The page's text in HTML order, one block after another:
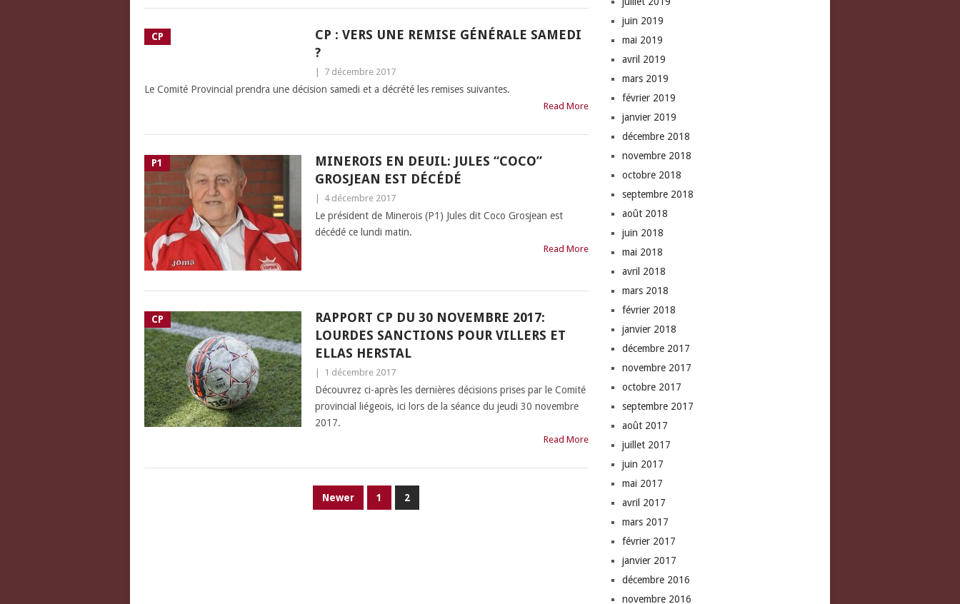
CP
CP : VERS UNE REMISE GÉNÉRALE SAMEDI
?
7 décembre 2017
Le Comité Provincial prendra une décision samedi et a décrété les remises suivantes.
Read More
P1
MINEROIS EN DEUIL: JULES “COCO”
GROSJEAN EST DÉCÉDÉ
4 décembre 2017
Le président de Minerois (P1) Jules dit Coco Grosjean est
décédé ce lundi matin.
Read More
CP
RAPPORT CP DU 30 NOVEMBRE 2017:
LOURDES SANCTIONS POUR VILLERS ET
ELLAS HERSTAL
1 décembre 2017
Découvrez ci-après les dernières décisions prises par le Comité
provincial liégeois, ici lors de la séance du jeudi 30 novembre
2017.
Read More
Newer 1 2
juin 2019
mai 2019
avril 2019
mars 2019
février 2019
janvier 2019
décembre 2018
novembre 2018
octobre 2018
septembre 2018
août 2018
juin 2018
mai 2018
avril 2018
mars 2018
février 2018
janvier 2018
décembre 2017
novembre 2017
octobre 2017
septembre 2017
août 2017
juillet 2017
juin 2017
mai 2017
avril 2017
mars 2017
février 2017
janvier 2017
décembre 2016
novembre 2016